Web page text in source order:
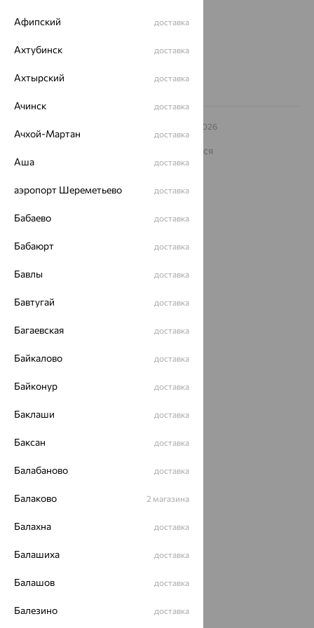
Другие города
Заказать звонок
– 2026
Архив акций
Архив изделий Карта сайта
На информационном ресурсе применяются
рекомендательные технологии
Политика конфеденциальности
Разработка сайта —
Афипский доставка
Ахтубинск доставка
Ахтырский доставка
Ачинск доставка
Ачхой-Мартан доставка
Аша доставка
аэропорт Шереметьево доставка
Бабаево доставка
Бабаюрт доставка
Бавлы доставка
Бавтугай доставка
Багаевская доставка
Байкалово доставка
Байконур доставка
Баклаши доставка
Баксан доставка
Балабаново доставка
Балаково 2 магазина
Балахна доставка
Балашиха доставка
Балашов доставка
Балезино доставка